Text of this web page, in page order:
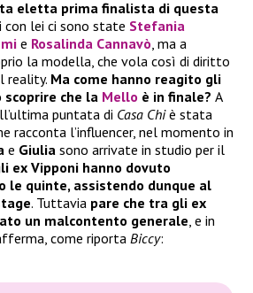
eletta prima finalista di questa
con lei ci sono state Stefania
e Rosalinda Cannavò, ma a
la modella, che vola così di diritto
reality. Ma come hanno reagito gli
che la Mello è in finale? A
puntata di Casa Chiè stata
racconta l’influencer, nel momento in
e Giulia sono arrivate in studio per il
ex Vipponi hanno dovuto
le quinte, assistendo dunque al
. Tuttavia pare che tra gli ex
un malcontento generale, e in
come riportaBiccy: